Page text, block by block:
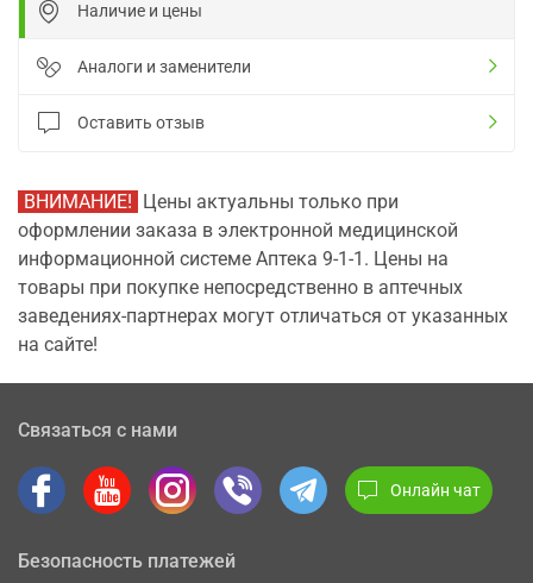
Наличие и цены
Аналоги и заменители
Оставить отзыв
ВНИМАНИЕ! Цены актуальны только при
оформлении заказа в электронной медицинской
информационной системе Аптека 9-1-1. Цены на
товары при покупке непосредственно в аптечных
заведениях-партнерах могут отличаться от указанных
на сайте!
Связаться с нами
Онлайн чат
Безопасность платежей